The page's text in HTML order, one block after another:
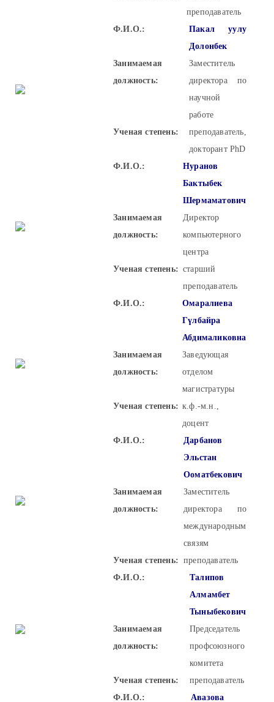
преподаватель
Ф.И.О.:
Пакал уулу
Долонбек
Занимаемая
должность:
Заместитель
директора по
научной
работе
Ученая степень:
преподаватель,
докторант PhD
Ф.И.О.:
Нуранов
Бактыбек
Шермаматович
Занимаемая
должность:
Директор
компьютерного
центра
Ученая степень: старший
преподаватель
Ф.И.О.:
Омаралиева
Гүлбайра
Абдималиковна
Занимаемая
должность:
Заведующая
отделом
магистратуры
Ученая степень: к.ф.-м.н.,
доцент
Ф.И.О.:
Дарбанов
Эльстан
Ооматбекович
Занимаемая
должность:
Заместитель
директора по
международным
связям
Ученая степень: преподаватель
Ф.И.О.:
Талипов
Алмамбет
Тыныбекович
Занимаемая
должность:
Председатель
профсоюзного
комитета
Ученая степень:
преподаватель
Ф.И.О.:
Авазова